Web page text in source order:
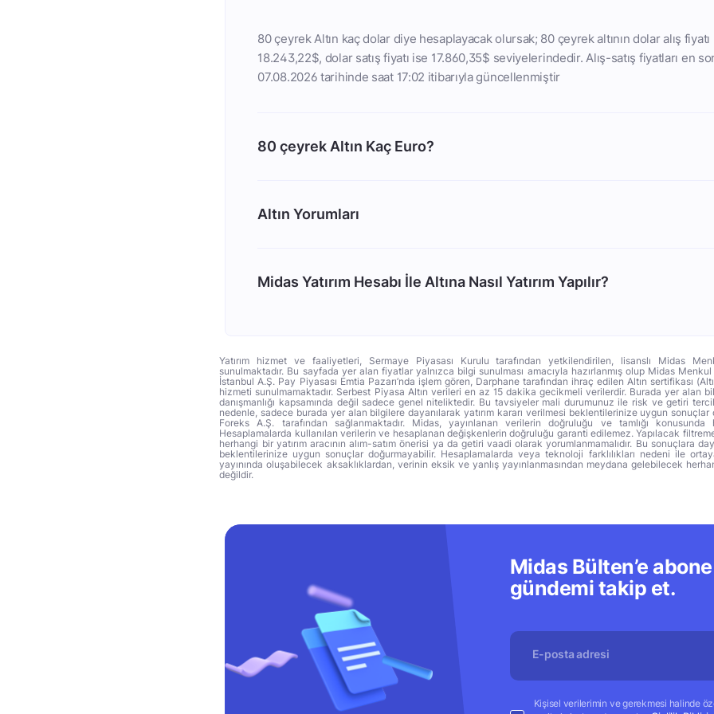
80 çeyrek Altın kaç dolar diye hesaplayacak olursak; 80 çeyrek altının dolar alış fiyatı
18.243,22$, dolar satış fiyatı ise 17.860,35$ seviyelerindedir. Alış-satış fiyatları en
07.08.2026 tarihinde saat 17:02 itibarıyla güncellenmiştir
80 çeyrek Altın Kaç Euro?
Altın Yorumları
Midas Yatırım Hesabı İle Altına Nasıl Yatırım Yapılır?
Yatırım hizmet ve faaliyetleri, Sermaye Piyasası Kurulu tarafından yetkilendirilen, lisanslı Midas
sunulmaktadır. Bu sayfada yer alan fiyatlar yalnızca bilgi sunulması amacıyla hazırlanmış olup Midas
İstanbul A.Ş. Pay Piyasası Emtia Pazarı’nda işlem gören, Darphane tarafından ihraç edilen Altın sertifikası
hizmeti sunulmamaktadır. Serbest Piyasa Altın verileri en az 15 dakika gecikmeli verilerdir. Burada yer alan
danışmanlığı kapsamında değil sadece genel niteliktedir. Bu tavsiyeler mali durumunuz ile risk ve getiri
nedenle, sadece burada yer alan bilgilere dayanılarak yatırım kararı verilmesi beklentilerinize uygun
Foreks A.Ş. tarafından sağlanmaktadır. Midas, yayınlanan verilerin doğruluğu ve tamlığı
Hesaplamalarda kullanılan verilerin ve hesaplanan değişkenlerin doğruluğu garanti edilemez. Yapılacak
herhangi bir yatırım aracının alım-satım önerisi ya da getiri vaadi olarak yorumlanmamalıdır. Bu sonuçlara
beklentilerinize uygun sonuçlar doğurmayabilir. Hesaplamalarda veya teknoloji farklılıkları nedeni ile
yayınında oluşabilecek aksaklıklardan, verinin eksik ve yanlış yayınlanmasından meydana gelebilecek
değildir.
Midas Bülten’e
gündemi takip et.
Kişisel verilerimin ve gerekmesi halinde